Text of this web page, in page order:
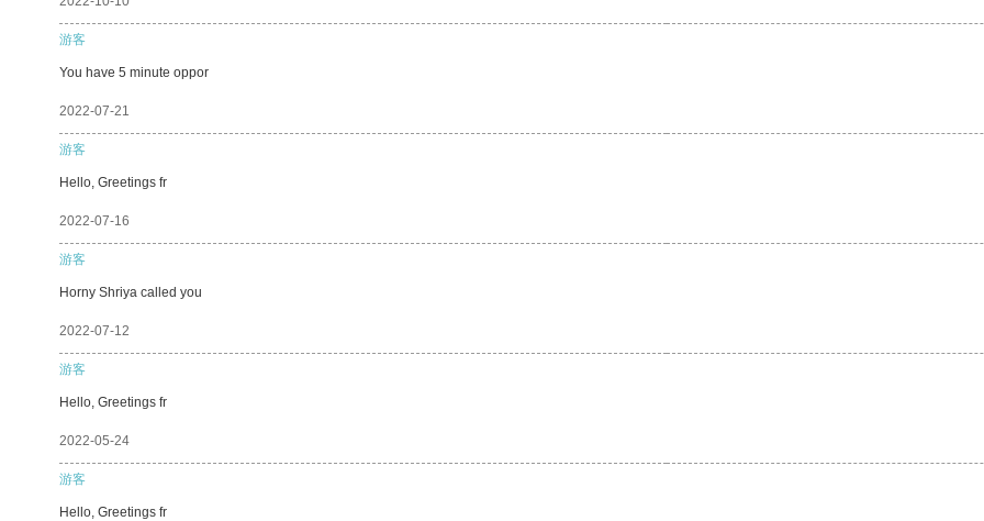
游客
You have 5 minute oppor
2022-07-21
游客
Hello, Greetings fr
2022-07-16
游客
Horny Shriya called you
2022-07-12
游客
Hello, Greetings fr
2022-05-24
游客
Hello, Greetings fr